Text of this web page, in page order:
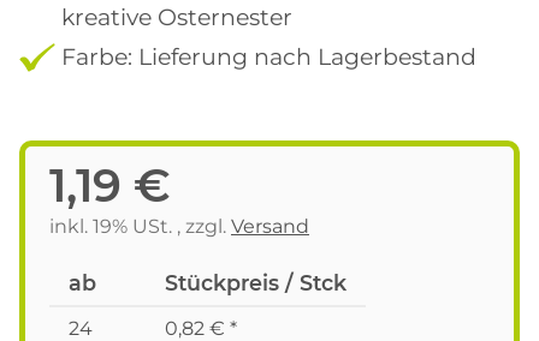
kreative Osternester
Farbe: Lieferung nach Lagerbestand
1,19 €
inkl. 19% USt. , zzgl. Versand
ab Stückpreis / Stck
24 0,82 € *